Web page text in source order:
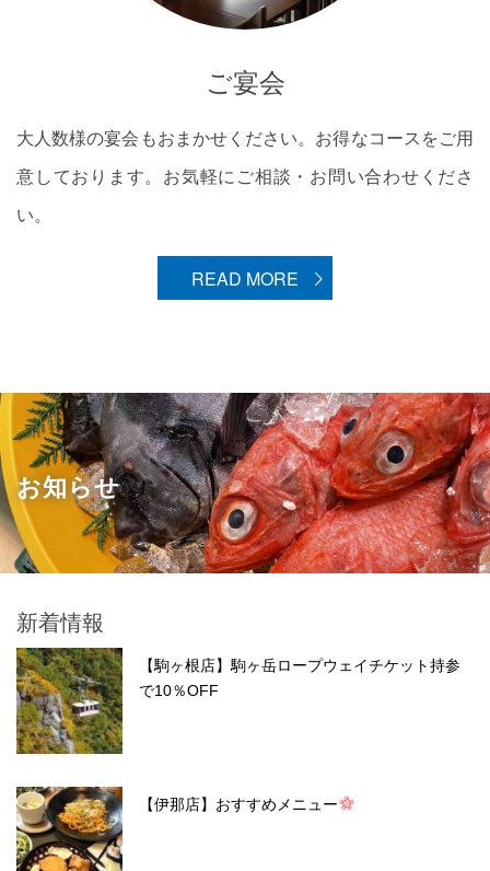
ご宴会
大人数様の宴会もおまかせください。お得なコースをご用
意しております。お気軽にご相談・お問い合わせくださ
い。
READ MORE
お知らせ
新着情報
【駒ヶ根店】駒ヶ岳ロープウェイチケット持参
で10％OFF
【伊那店】おすすめメニュー